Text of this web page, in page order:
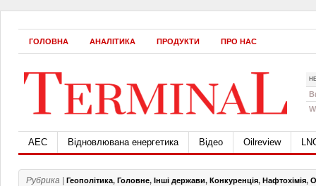
ГОЛОВНА АНАЛІТИКА ПРОДУКТИ ПРО НАС
АЕС Відновлювана енергетика Відео Oilreview
Рубрика | Геополітика, Головне, Інші держави, Конкуренція, Нафтохімія,